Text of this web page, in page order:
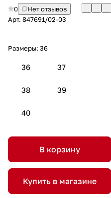
0
Нет отзывов
Арт. 847691/02-03
Размеры: 36
36 37
38 39
40
В корзину
Купить в магазине